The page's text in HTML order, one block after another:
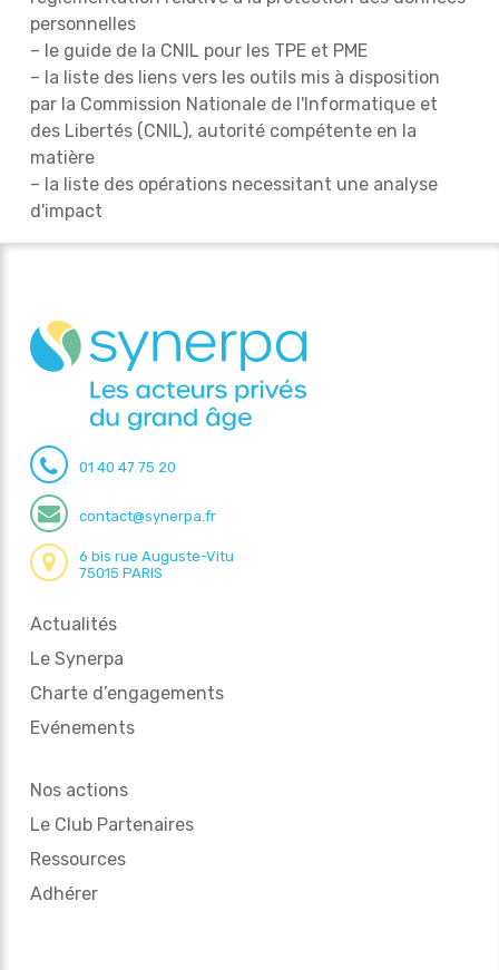
personnelles
– le guide de la CNIL pour les TPE et PME
– la liste des liens vers les outils mis à disposition
par la Commission Nationale de l'Informatique et
des Libertés (CNIL), autorité compétente en la
matière
– la liste des opérations necessitant une analyse
d'impact
01 40 47 75 20
contact@synerpa.fr
6 bis rue Auguste-Vitu
75015 PARIS
Actualités
Le Synerpa
Charte d’engagements
Evénements
Nos actions
Le Club Partenaires
Ressources
Adhérer